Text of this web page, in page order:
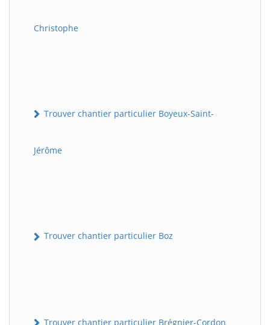
Christophe
Trouver chantier particulier Boyeux-Saint-
Jérôme
Trouver chantier particulier Boz
Trouver chantier particulier Brégnier-Cordon